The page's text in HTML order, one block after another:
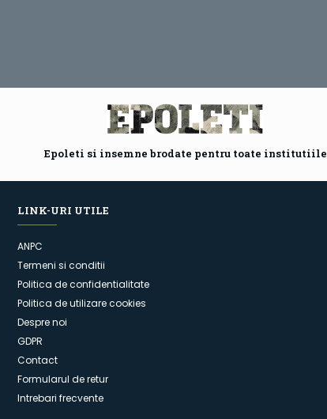
Epoleti si insemne brodate pentru toate institutiile
LINK-URI UTILE
ANPC
Termeni si conditii
Politica de confidentialitate
Politica de utilizare cookies
Despre noi
GDPR
Contact
Formularul de retur
Intrebari frecvente